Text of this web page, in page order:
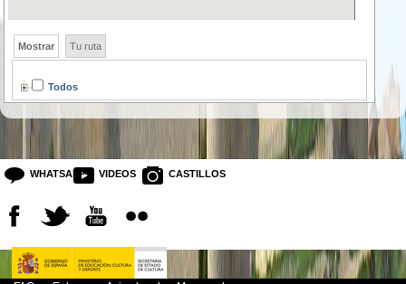
Mostrar Tu ruta
Todos
WHATSAPP VIDEOS CASTILLOS